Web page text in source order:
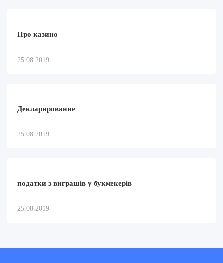
Про казино
25.08.2019
Декларирование
25.08.2019
податки з виграшів у букмекерів
25.08.2019